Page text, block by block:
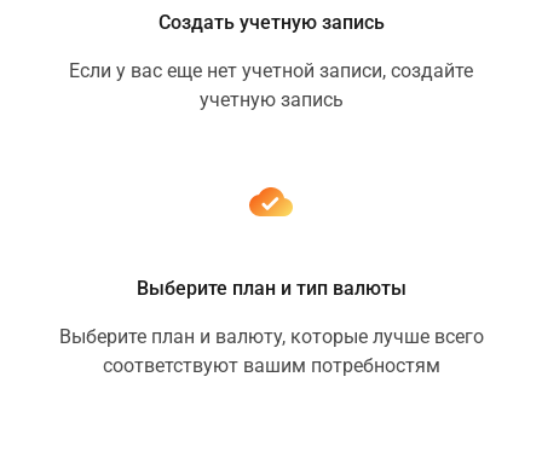
Создать учетную запись
Если у вас еще нет учетной записи, создайте
учетную запись
Выберите план и тип валюты
Выберите план и валюту, которые лучше всего
соответствуют вашим потребностям